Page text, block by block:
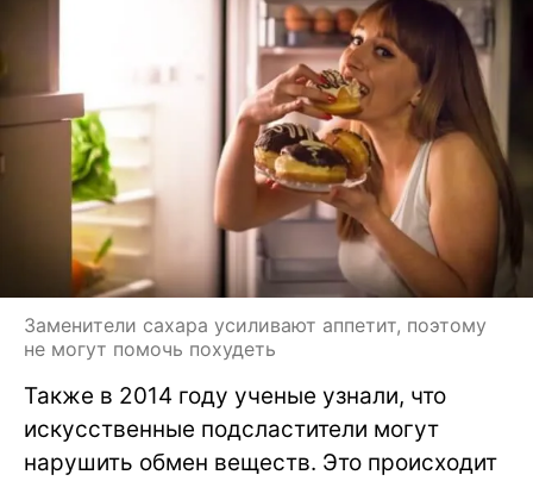
Заменители сахара усиливают аппетит, поэтому
не могут помочь похудеть
Также в 2014 году ученые узнали, что
искусственные подсластители могут
нарушить обмен веществ. Это происходит